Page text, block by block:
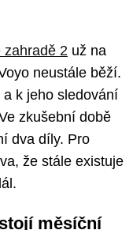
zahradě 2 už na
neustále běží.
a k jeho sledování
zkušební době
dva díly. Pro
že stále existuje
měsíční